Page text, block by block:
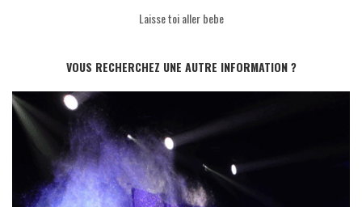
Laisse toi aller bebe
VOUS RECHERCHEZ UNE AUTRE INFORMATION ?